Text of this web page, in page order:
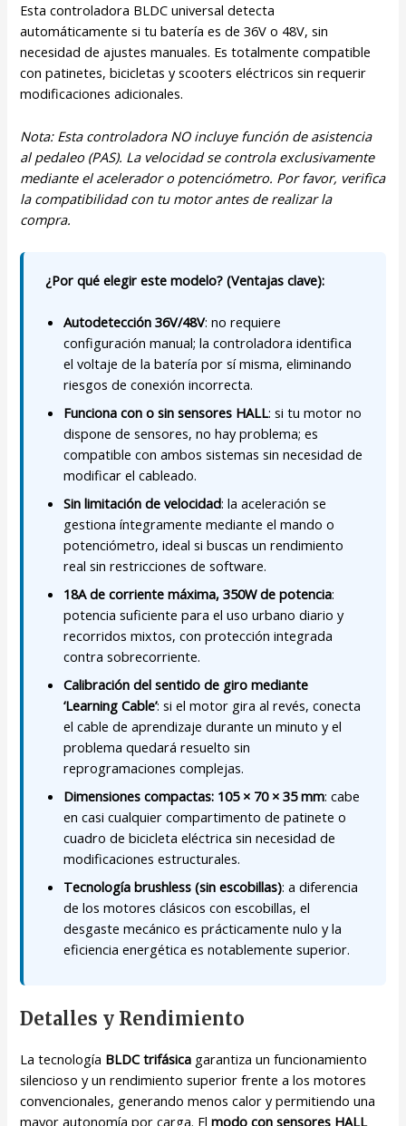
Esta controladora BLDC universal detecta
automáticamente si tu batería es de 36V o 48V, sin
necesidad de ajustes manuales. Es totalmente compatible
con patinetes, bicicletas y scooters eléctricos sin requerir
modificaciones adicionales.
Nota: Esta controladora NO incluye función de asistencia
al pedaleo (PAS). La velocidad se controla exclusivamente
mediante el acelerador o potenciómetro. Por favor, verifica
la compatibilidad con tu motor antes de realizar la
compra.
¿Por qué elegir este modelo? (Ventajas clave):
Autodetección 36V/48V: no requiere
configuración manual; la controladora identifica
el voltaje de la batería por sí misma, eliminando
riesgos de conexión incorrecta.
Funciona con o sin sensores HALL: si tu motor no
dispone de sensores, no hay problema; es
compatible con ambos sistemas sin necesidad de
modificar el cableado.
Sin limitación de velocidad: la aceleración se
gestiona íntegramente mediante el mando o
potenciómetro, ideal si buscas un rendimiento
real sin restricciones de software.
18A de corriente máxima, 350W de potencia:
potencia suficiente para el uso urbano diario y
recorridos mixtos, con protección integrada
contra sobrecorriente.
Calibración del sentido de giro mediante
‘Learning Cable’: si el motor gira al revés, conecta
el cable de aprendizaje durante un minuto y el
problema quedará resuelto sin
reprogramaciones complejas.
Dimensiones compactas: 105 × 70 × 35 mm: cabe
en casi cualquier compartimento de patinete o
cuadro de bicicleta eléctrica sin necesidad de
modificaciones estructurales.
Tecnología brushless (sin escobillas): a diferencia
de los motores clásicos con escobillas, el
desgaste mecánico es prácticamente nulo y la
eficiencia energética es notablemente superior.
Detalles y Rendimiento
La tecnología BLDC trifásica garantiza un funcionamiento
silencioso y un rendimiento superior frente a los motores
convencionales, generando menos calor y permitiendo una
mayor autonomía por carga. Elmodo con sensores HALL